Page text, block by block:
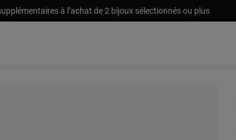
à l’achat de 2 bijoux sélectionnés ou plus